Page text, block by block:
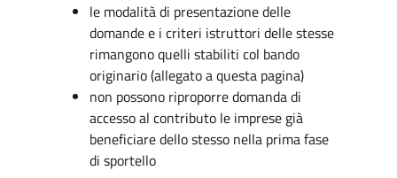
le modalità di presentazione delle
domande e i criteri istruttori delle stesse
rimangono quelli stabiliti col bando
originario (allegato a questa pagina)
non possono riproporre domanda di
accesso al contributo le imprese già
beneficiare dello stesso nella prima fase
di sportello